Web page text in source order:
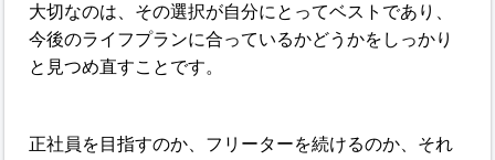
大切なのは、その選択が自分にとってベストであり、
今後のライフプランに合っているかどうかをしっかり
と見つめ直すことです。
正社員を目指すのか、フリーターを続けるのか、それ